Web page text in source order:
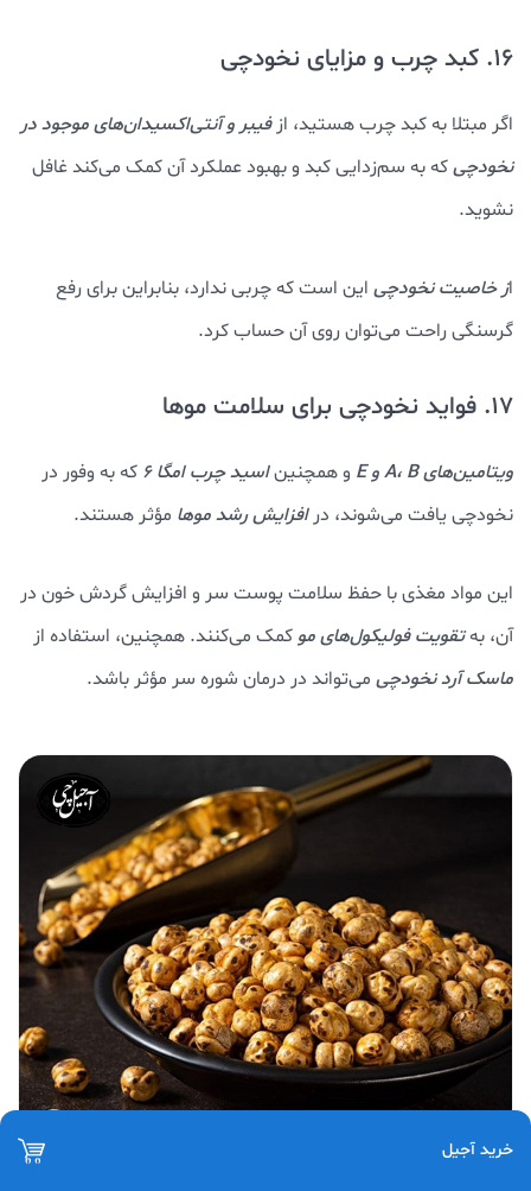
16. کبد چرب و مزایای نخودچی
اگر مبتلا به کبد چرب هستید، ازفیبر و آنتی‌اکسیدان‌های موجود در
نخودچیکه به سم‌زدایی کبد و بهبود عملکرد آن کمک می‌کند غافل
نشوید.
از خاصیت نخودچی این است که چربی ندارد، بنابراین برای رفع
گرسنگی راحت می‌توان روی آن حساب کرد.
17. فواید نخودچی برای سلامت موها
ویتامین‌های A، B و E و همچنیناسید چرب امگا ۶ که به وفور در
نخودچی یافت می‌شوند، درافزایش رشد موها مؤثر هستند.
این مواد مغذی با حفظ سلامت پوست سر و افزایش گردش خون در
آن، بهتقویت فولیکول‌های مو کمک می‌کنند. همچنین، استفاده از
ماسک آرد نخودچی می‌تواند در درمان شوره سر مؤثر باشد.
خرید آجیل